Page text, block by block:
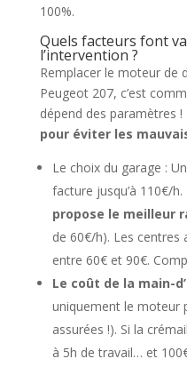
100%.
Quels facteurs font
l’intervention ?
Remplacer le moteur de
Peugeot 207, c’est
dépend des paramètres
pour éviter les
Le choix du garage :
facture jusqu’à 110€/h.
propose le meilleur
de 60€/h). Les
entre 60€ et 90€.
Le coût de la main-
uniquement le moteur
assurées !). Si la
à 5h de travail… et